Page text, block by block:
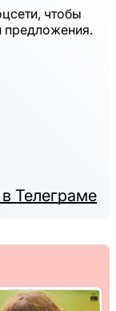
чтобы
предложения.
Телеграме